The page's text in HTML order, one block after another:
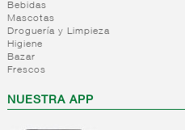
EJEMPLO
Bebidas
Mascotas
Droguería y Limpieza
Higiene
Bazar
Frescos
NUESTRA APP